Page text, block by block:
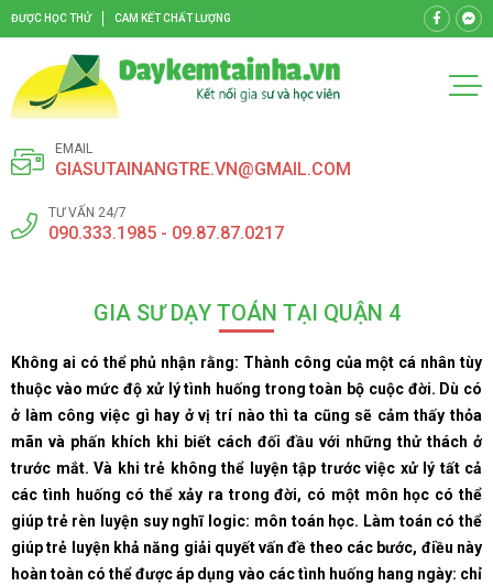
ĐƯỢC HỌC THỬ CAM KẾT CHẤT LƯỢNG
EMAIL
GIASUTAINANGTRE.VN@GMAIL.COM
TƯ VẤN 24/7
090.333.1985 - 09.87.87.0217
GIA SƯ DẠY TOÁN TẠI QUẬN 4
Không ai có thể phủ nhận rằng: Thành công của một cá nhân tùy
thuộc vào mức độ xử lý tình huống trong toàn bộ cuộc đời. Dù có
ở làm công việc gì hay ở vị trí nào thì ta cũng sẽ cảm thấy thỏa
mãn và phấn khích khi biết cách đối đầu với những thử thách ở
trước mắt. Và khi trẻ không thể luyện tập trước việc xử lý tất cả
các tình huống có thể xảy ra trong đời, có một môn học có thể
giúp trẻ rèn luyện suy nghĩ logic: môn toán học. Làm toán có thể
giúp trẻ luyện khả năng giải quyết vấn đề theo các bước, điều này
hoàn toàn có thể được áp dụng vào các tình huống hang ngày: chỉ